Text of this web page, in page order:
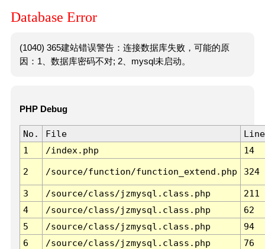
Database Error
(1040) 365建站错误警告：连接数据库失败，可能的原
因：1、数据库密码不对; 2、mysql未启动。
PHP Debug
No. File
Line
1
/index.php 14
2 /source/function/function_extend.php 324
3 /source/class/jzmysql.class.php
211
4
/source/class/jzmysql.class.php
62
5
/source/class/jzmysql.class.php
94
6
/source/class/jzmysql.class.php 76